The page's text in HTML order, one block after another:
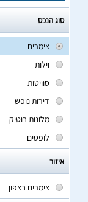
סוג הנכס
צימרים
וילות
סוויטות
דירות נופש
מלונות בוטיק
לופטים
איזור
צימרים בצפון